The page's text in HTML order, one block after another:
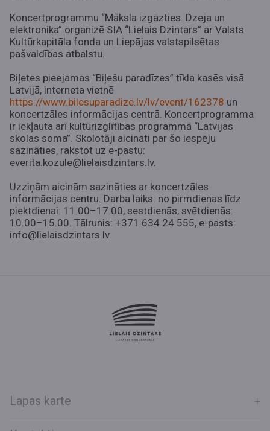
Koncertprogrammu “Māksla izgāzties. Dzeja un
elektronika” organizē SIA “Lielais Dzintars” ar Valsts
Kultūrkapitāla fonda un Liepājas valstspilsētas
pašvaldības atbalstu.
Biļetes pieejamas “Biļešu paradīzes” tīkla kasēs visā
Latvijā, interneta vietnē
https://www.bilesuparadize.lv/lv/event/162378 un
koncertzāles informācijas centrā. Koncertprogramma
ir iekļauta arī kultūrizglītības programmā “Latvijas
skolas soma”. Skolotāji aicināti par šo iespēju
sazināties, rakstot uz e-pastu:
everita.kozule@lielaisdzintars.lv.
Uzziņām aicinām sazināties ar koncertzāles
informācijas centru. Darba laiks: no pirmdienas līdz
piektdienai: 11.00–17.00, sestdienās, svētdienās:
10.00–15.00. Tālrunis: +371 634 24 555, e-pasts:
info@lielaisdzintars.lv.
Lapas karte